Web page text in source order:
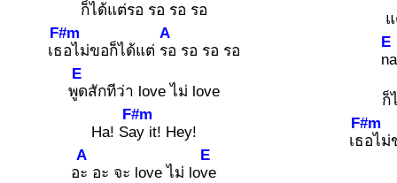
ก็ได้แต่รอ รอ รอ รอ
เธอ
F#m
ไม่ขอก็ได้แต่ รอ
A
รอ รอ รอ
พูด
E
สักทีว่า love ไม่ love
Ha! Say
F#m
it! Hey!
อะ
A
อะ จะ love ไม่ love
E
na
E
ก็
เธอ
F#m
ไม่